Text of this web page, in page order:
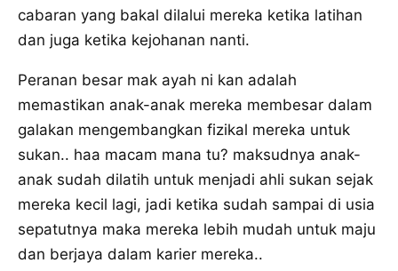
cabaran yang bakal dilalui mereka ketika latihan
dan juga ketika kejohanan nanti.
Peranan besar mak ayah ni kan adalah
memastikan anak-anak mereka membesar dalam
galakan mengembangkan fizikal mereka untuk
sukan.. haa macam mana tu? maksudnya anak-
anak sudah dilatih untuk menjadi ahli sukan sejak
mereka kecil lagi, jadi ketika sudah sampai di usia
sepatutnya maka mereka lebih mudah untuk maju
dan berjaya dalam karier mereka..